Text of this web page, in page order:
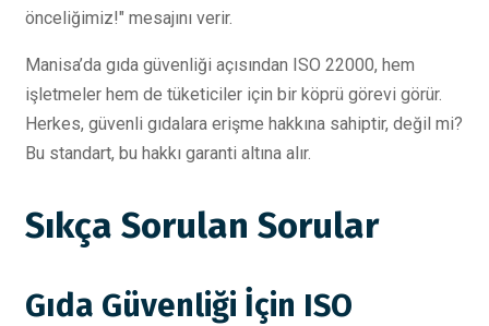
önceliğimiz!" mesajını verir.
Manisa’da gıda güvenliği açısından ISO 22000, hem
işletmeler hem de tüketiciler için bir köprü görevi görür.
Herkes, güvenli gıdalara erişme hakkına sahiptir, değil mi?
Bu standart, bu hakkı garanti altına alır.
Sıkça Sorulan Sorular
Gıda Güvenliği İçin ISO